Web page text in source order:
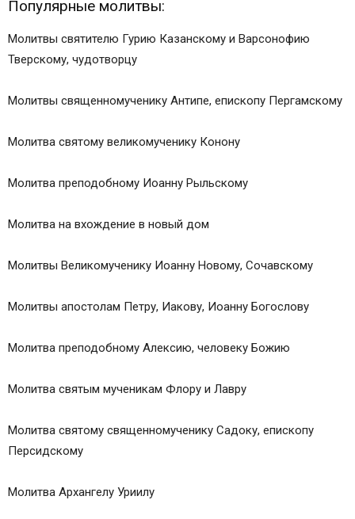
Популярные молитвы:
Молитвы святителю Гурию Казанскому и Варсонофию
Тверскому, чудотворцу
Молитвы священномученику Антипе, епископу Пергамскому
Молитва святому великомученику Конону
Молитва преподобному Иоанну Рыльскому
Молитва на вхождение в новый дом
Молитвы Великомученику Иоанну Новому, Сочавскому
Молитвы апостолам Петру, Иакову, Иоанну Богослову
Молитва преподобному Алексию, человеку Божию
Молитва святым мученикам Флору и Лавру
Молитва святому священномученику Садоку, епископу
Персидскому
Молитва Архангелу Уриилу